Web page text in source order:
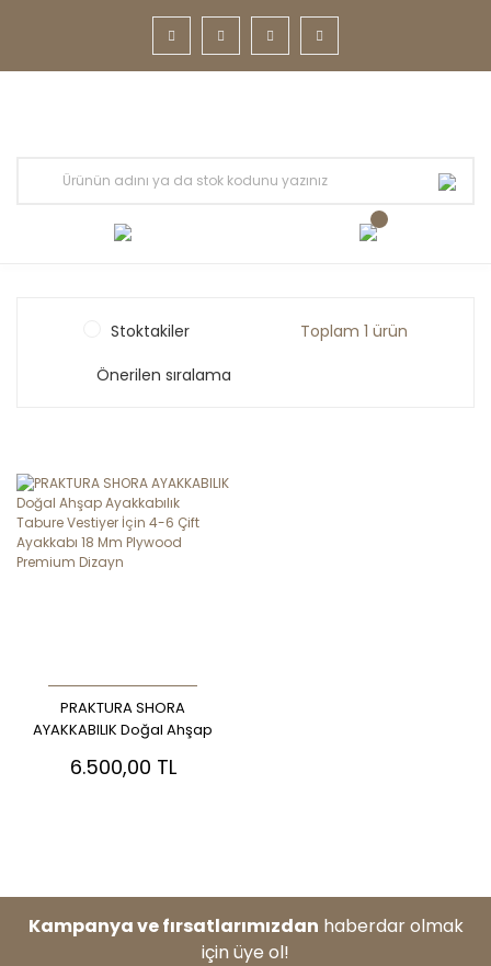
Stoktakiler Toplam 1 ürün
PRAKTURA SHORA
AYAKKABILIK Doğal Ahşap
Vestiyer İçin 4-6 Çift
6.500,00 TL
Kampanya ve fırsatlarımızdan haberdar olmak
için üye ol!